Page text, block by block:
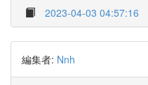
2023-04-03 04:57:16
編集者: Nnh